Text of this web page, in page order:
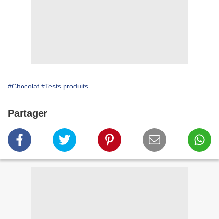
#Chocolat #Tests produits
Partager